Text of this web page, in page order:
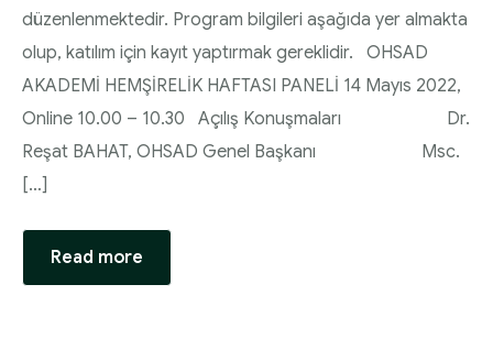
düzenlenmektedir. Program bilgileri aşağıda yer almakta
olup, katılım için kayıt yaptırmak gereklidir. OHSAD
AKADEMİ HEMŞİRELİK HAFTASI PANELİ 14 Mayıs 2022,
Online 10.00 – 10.30 Açılış Konuşmaları Dr.
Reşat BAHAT, OHSAD Genel Başkanı Msc.
[…]
Read more